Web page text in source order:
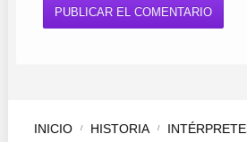
INICIO HISTORIA